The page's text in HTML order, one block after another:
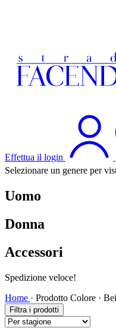
Effettua il login
Selezionare un genere per
Uomo
Donna
Accessori
Spedizione veloce!
Home · Prodotto Colore ·
Filtra i prodotti